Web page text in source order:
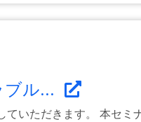
ブル...
いただきます。 本セミ